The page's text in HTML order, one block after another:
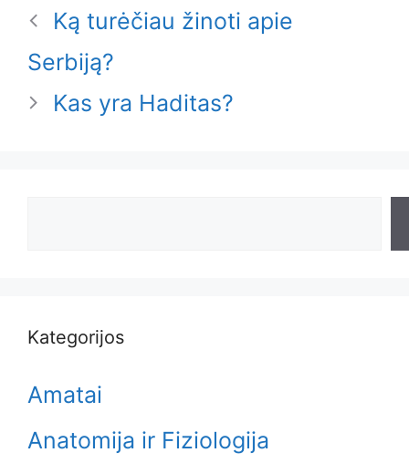
Ką turėčiau žinoti apie
Serbiją?
Kas yra Haditas?
Kategorijos
Amatai
Anatomija ir Fiziologija